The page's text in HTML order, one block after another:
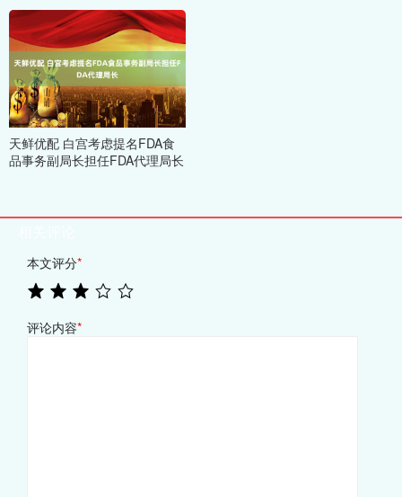
天鲜优配 白宫考虑提名FDA食
品事务副局长担任FDA代理局长
本文评分*
评论内容*